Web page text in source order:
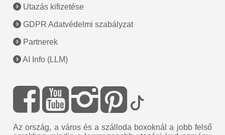
Utazás kifizetése
GDPR Adatvédelmi szabályzat
Partnerek
AI Info (LLM)
Az ország, a város és a szálloda boxoknál a jobb felső